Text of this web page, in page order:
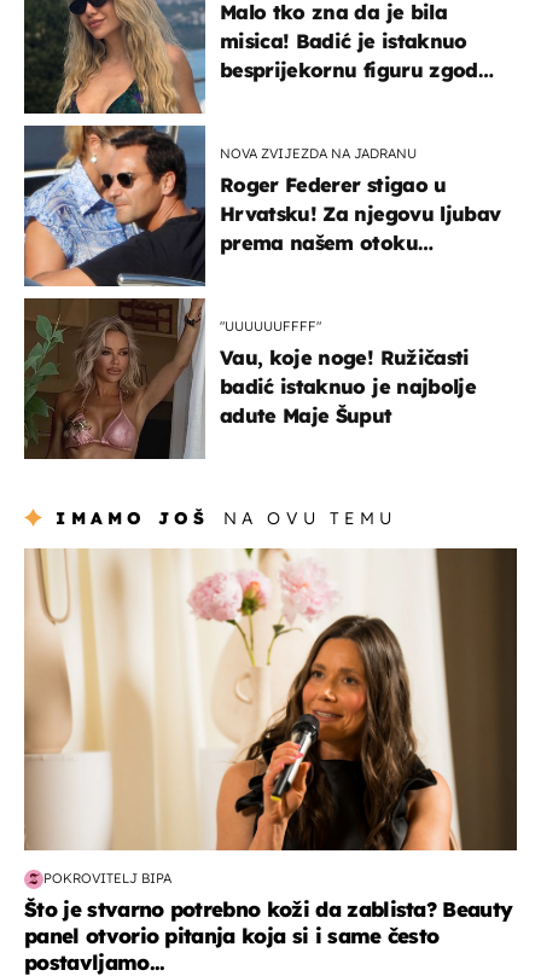
Malo tko zna da je bila
misica! Badić je istaknuo
besprijekornu figuru zgodne
NOVA ZVIJEZDA NA JADRANU
Roger Federer stigao u
Hrvatsku! Za njegovu ljubav
prema našem otoku
"UUUUUUFFFF"
Vau, koje noge! Ružičasti
badić istaknuo je najbolje
adute Maje Šuput
IMAMO JOŠ NA OVU TEMU
moda & ljepota
POKROVITELJ BIPA
Što je stvarno potrebno koži da zablista? Beauty
panel otvorio pitanja koja si i same često
postavljamo...